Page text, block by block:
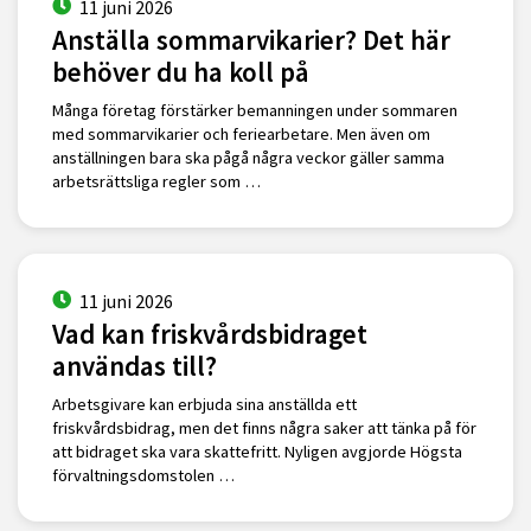
11 juni 2026
Anställa sommarvikarier? Det här
behöver du ha koll på
Många företag förstärker bemanningen under sommaren
med sommarvikarier och feriearbetare. Men även om
anställningen bara ska pågå några veckor gäller samma
arbetsrättsliga regler som …
11 juni 2026
Vad kan friskvårdsbidraget
användas till?
Arbetsgivare kan erbjuda sina anställda ett
friskvårdsbidrag, men det finns några saker att tänka på för
att bidraget ska vara skattefritt. Nyligen avgjorde Högsta
förvaltningsdomstolen …